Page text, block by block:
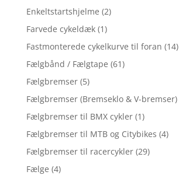
Enkeltstartshjelme (2)
Farvede cykeldæk (1)
Fastmonterede cykelkurve til foran (14)
Fælgbånd / Fælgtape (61)
Fælgbremser (5)
Fælgbremser (Bremseklo & V-bremser)
Fælgbremser til BMX cykler (1)
Fælgbremser til MTB og Citybikes (4)
Fælgbremser til racercykler (29)
Fælge (4)